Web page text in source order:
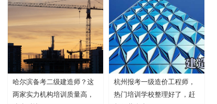
哈尔滨备考二级建造师？这
两家实力机构培训质量高，
杭州报考一级造价工程师，
热门培训学校整理好了，赶